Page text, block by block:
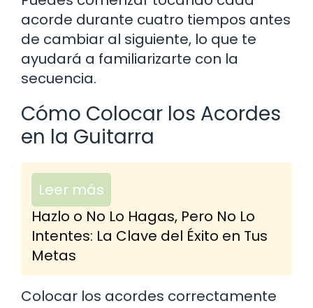
acorde durante cuatro tiempos antes
de cambiar al siguiente, lo que te
ayudará a familiarizarte con la
secuencia.
Cómo Colocar los Acordes
en la Guitarra
Leer más
Hazlo o No Lo Hagas, Pero No Lo
Intentes: La Clave del Éxito en Tus
Metas
Colocar los acordes correctamente